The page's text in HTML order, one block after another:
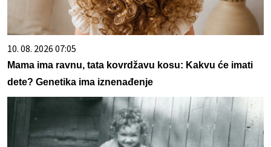
10. 08. 2026 07:05
Mama ima ravnu, tata kovrdžavu kosu: Kakvu će imati
dete? Genetika ima iznenađenje